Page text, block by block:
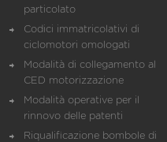
particolato
Codici immatricolativi di
ciclomotori omologati
Modalità di collegamento al
CED motorizzazione
Modalità operative per il
rinnovo delle patenti
Riqualificazione bombole di